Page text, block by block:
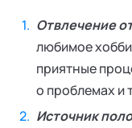
Отвлечение
любимое
приятные
о проблемах и
Источник